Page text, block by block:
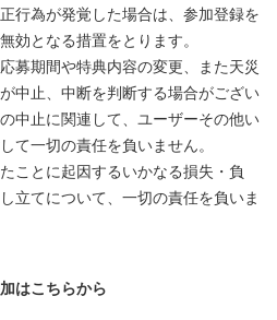
行為が発覚した場合は、参加登録を
効となる措置をとります。
募期間や特典内容の変更、また天災
中止、中断を判断する場合がござい
中止に関連して、ユーザーその他い
て一切の責任を負いません。
ことに起因するいかなる損失・負
立てについて、一切の責任を負いま
はこちらから